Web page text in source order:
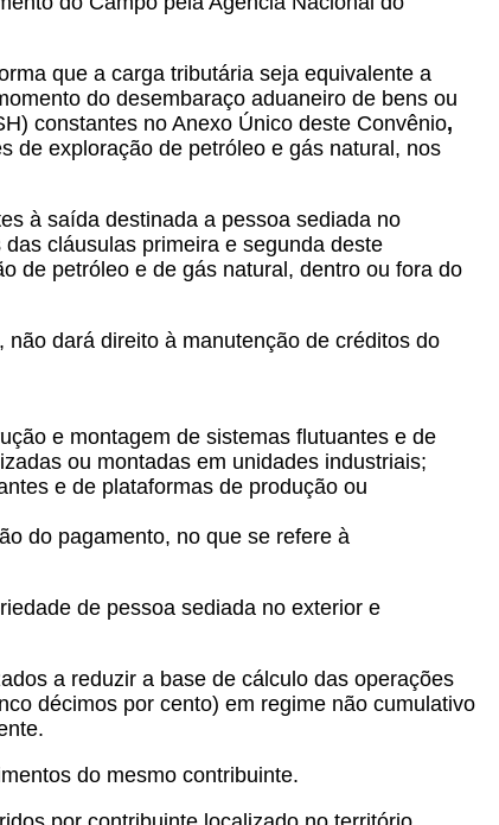
que a carga tributária seja equivalente a
do desembaraço aduaneiro de bens ou
constantes no Anexo Único deste Convênio,
de exploração de petróleo e gás natural, nos
à saída destinada a pessoa sediada no
cláusulas primeira e segunda deste
de petróleo e de gás natural, dentro ou fora do
dará direito à manutenção de créditos do
e montagem de sistemas flutuantes e de
ou montadas em unidades industriais;
e de plataformas de produção ou
do pagamento, no que se refere à
de pessoa sediada no exterior e
a reduzir a base de cálculo das operações
décimos por cento) em regime não cumulativo
do mesmo contribuinte.